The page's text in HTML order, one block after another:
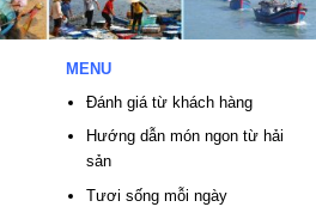
MENU
Đánh giá từ khách hàng
Hướng dẫn món ngon từ hải
sản
Tươi sống mỗi ngày